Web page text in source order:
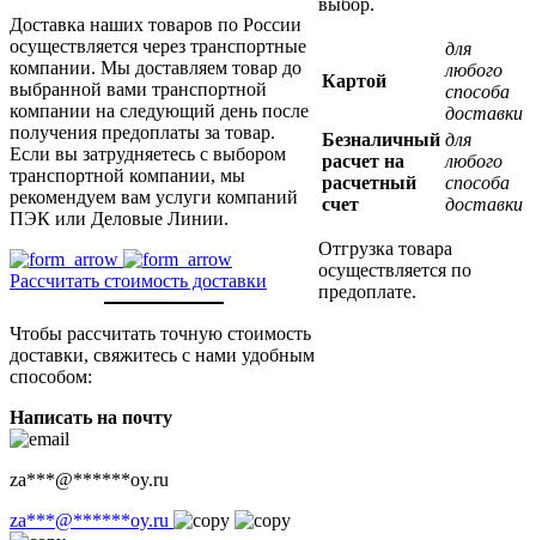
Доставка наших товаров по России
осуществляется через транспортные
компании. Мы доставляем товар до
выбранной вами транспортной
компании на следующий день после
получения предоплаты за товар.
Если вы затрудняетесь с выбором
транспортной компании, мы
рекомендуем вам услуги компаний
ПЭК или Деловые Линии.
Рассчитать стоимость доставки
Чтобы рассчитать точную стоимость
доставки, свяжитесь с нами удобным
способом:
Написать на почту
za***@******oy.ru
za***@******oy.ru
Картой
для
любого
способа
доставки
Безналичный
расчет на
расчетный
счет
для
любого
способа
доставки
Отгрузка товара
осуществляется по
предоплате.